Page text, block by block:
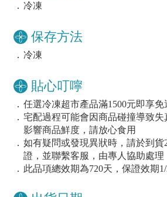
． 冷凍
保存方法
． 冷凍
貼心叮嚀
． 任選冷凍超市產品滿1500元即享免
． 宅配過程可能會因商品碰撞導致
影響商品鮮度，請放心食用
． 如有疑問或發現異狀時，請於到貨
證，並聯繫客服，由專人協助處理
． 此品項總效期為720天，保證效期